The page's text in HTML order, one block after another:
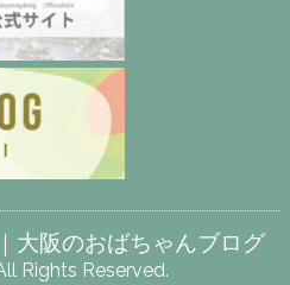
大阪のおばちゃんブログ
Rights Reserved.